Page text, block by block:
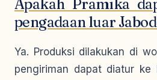
Apakah Pramika
pengadaan luar
Ya. Produksi dilakukan di
pengiriman dapat diatur